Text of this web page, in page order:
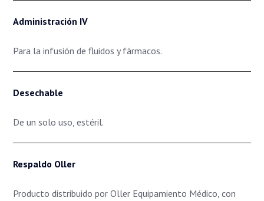
Administración IV
Para la infusión de fluidos y fármacos.
Desechable
De un solo uso, estéril.
Respaldo Oller
Producto distribuido por Oller Equipamiento Médico, con